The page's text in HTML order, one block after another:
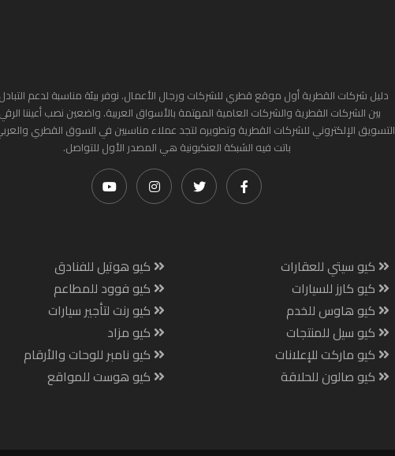
دليل شركات القطرية أول موقع قطري للشركات ورجال الأعمال. نوفر بيئة مناسبة لدعم
بين الشركات القطرية والشركات العامية المهتمة بالأسواق العربية. واضعين نصب أعيننا
التسويق الإلكتروني للشركات القطرية وتطويره لتجد عملاء مناسبين في السوق القطري
باتت فيه الشبكة العنكبونية هي المصدر الأول للتواصل.
كيو سيتي للعقارات
كيو كارز للسيارات
كيو هاوس للخدم
كيو سيل للمنتجات
كيو ماركت للإعلانات
كيو صالون للحلاقة
كيو هوتيل للفنادق
كيو فوود للمطاعم
كيو رنت لتأجير سيارات
كيو مزاد
كيو نامبر للوحات والأرقام
كيو هوست للمواقع